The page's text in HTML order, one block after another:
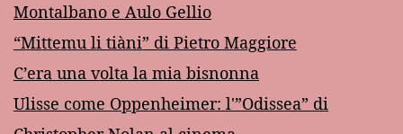
Montalbano e Aulo Gellio
“Mittemu li tiàni” di Pietro Maggiore
C’era una volta la mia bisnonna
Ulisse come Oppenheimer: l'”Odissea” di